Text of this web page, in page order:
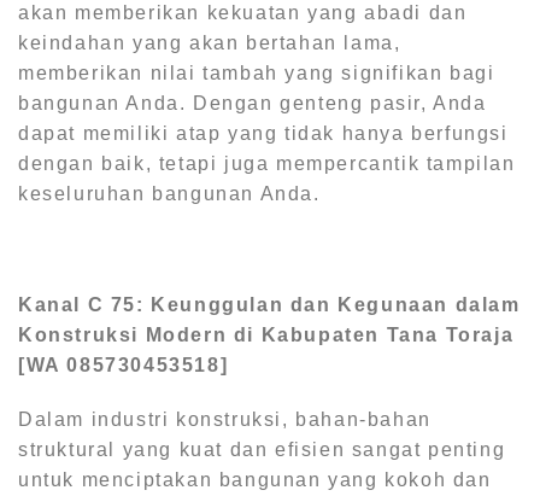
akan memberikan kekuatan yang abadi dan
keindahan yang akan bertahan lama,
memberikan nilai tambah yang signifikan bagi
bangunan Anda. Dengan genteng pasir, Anda
dapat memiliki atap yang tidak hanya berfungsi
dengan baik, tetapi juga mempercantik tampilan
keseluruhan bangunan Anda.
Kanal C 75: Keunggulan dan Kegunaan dalam
Konstruksi Modern di Kabupaten Tana Toraja
[WA 085730453518]
Dalam industri konstruksi, bahan-bahan
struktural yang kuat dan efisien sangat penting
untuk menciptakan bangunan yang kokoh dan